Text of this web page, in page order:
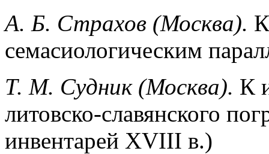
А. Б. Стpaxов (Москва).
семасиологическим
Т. М. Судник (Москва). К
литовско-славянского
инвентарей XVIII в.)